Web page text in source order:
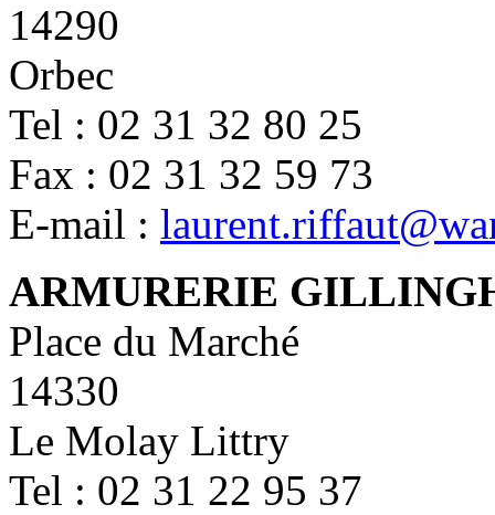
14290
Orbec
Tel : 02 31 32 80 25
Fax : 02 31 32 59 73
E-mail :
ARMURERIE
Place du Marché
14330
Le Molay Littry
Tel : 02 31 22 95 37